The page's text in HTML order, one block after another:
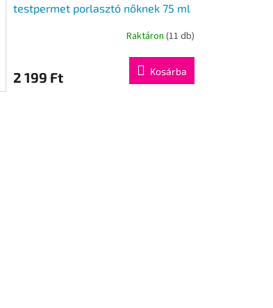
testpermet porlasztó nőknek 75 ml
Raktáron (11 db)
2 199 Ft Kosárba